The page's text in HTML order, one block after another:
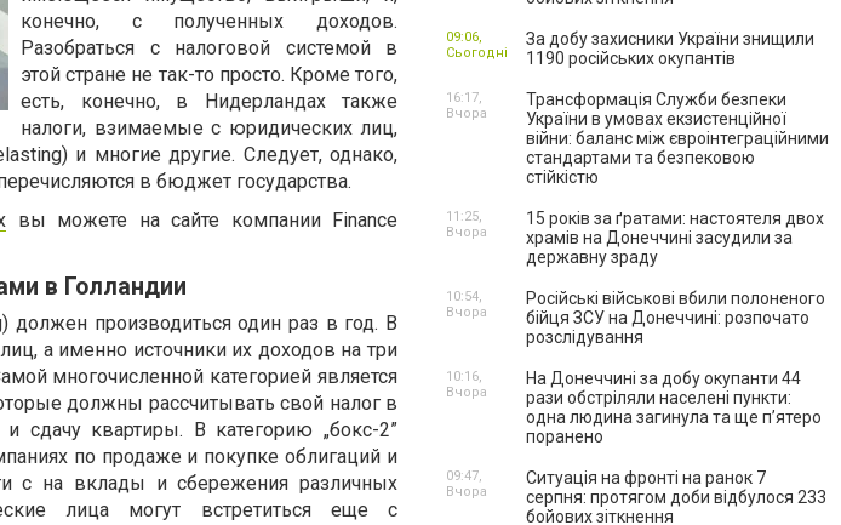
конечно, с полученных доходов.
Разобраться с налоговой системой в
этой стране не так-то просто. Кроме того,
есть, конечно, в Нидерландах также
налоги, взимаемые с юридических лиц,
и многие другие. Следует, однако,
в бюджет государства.
вы можете на сайте компании Finance
в Голландии
должен производиться один раз в год. В
а именно источники их доходов на три
многочисленной категорией является
должны рассчитывать свой налог в
сдачу квартиры. В категорию „бокс-2”
по продаже и покупке облигаций и
с на вклады и сбережения различных
лица могут встретиться еще с
За добу захисники України знищили
1190 російських окупантів
09:06,
Сьогодні
Трансформація Служби безпеки
України в умовах екзистенційної
війни: баланс між євроінтеграційними
стандартами та безпековою
стійкістю
16:17,
Вчора
15 років за ґратами: настоятеля двох
храмів на Донеччині засудили за
державну зраду
11:25,
Вчора
Російські військові вбили полоненого
бійця ЗСУ на Донеччині: розпочато
розслідування
10:54,
Вчора
На Донеччині за добу окупанти 44
рази обстріляли населені пункти:
одна людина загинула та ще пʼятеро
поранено
10:16,
Вчора
Ситуація на фронті на ранок 7
серпня: протягом доби відбулося 233
бойових зіткнення
09:47,
Вчора